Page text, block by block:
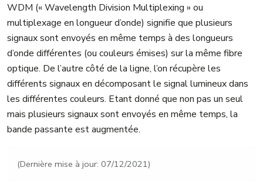
WDM (« Wavelength Division Multiplexing » ou
multiplexage en longueur d’onde) signifie que plusieurs
signaux sont envoyés en même temps à des longueurs
d’onde différentes (ou couleurs émises) sur la même fibre
optique. De l’autre côté de la ligne, l’on récupère les
différents signaux en décomposant le signal lumineux dans
les différentes couleurs. Etant donné que non pas un seul
mais plusieurs signaux sont envoyés en même temps, la
bande passante est augmentée.
(Dernière mise à jour: 07/12/2021)